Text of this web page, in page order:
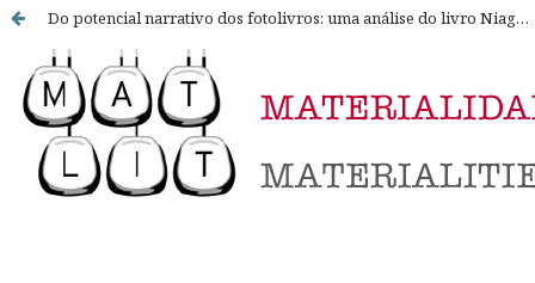
Do potencial narrativo dos fotolivros: uma análise do livro Niagara de Alec Soth